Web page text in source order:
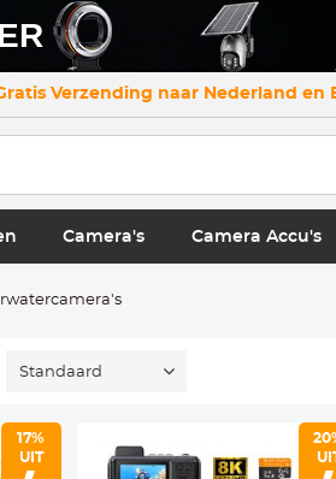
Verzending naar Nederland en
Camera's Camera Accu's
Standaard
17%
UIT